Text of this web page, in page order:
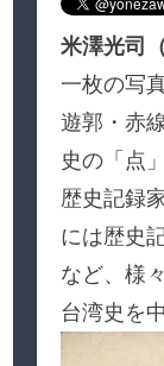
米澤光司
一枚の写
遊郭・赤
史の「点
歴史記録
には歴史
など、様
台湾史を